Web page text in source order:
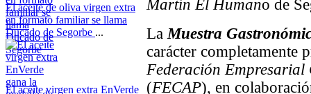
El aceite de oliva virgen extra
en formato familiar se llama
Ducado de Segorbe ...
El aceite virgen extra EnVerde
Martín El Humano de
LaMuestra
carácter completamente
Federación
(FECAP), en